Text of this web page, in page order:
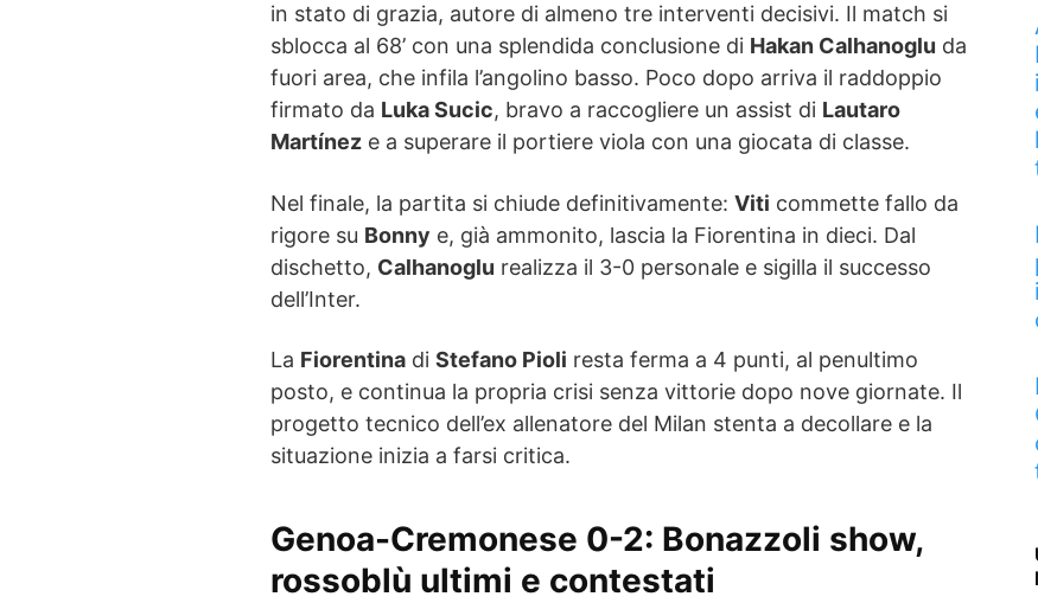
in stato di grazia, autore di almeno tre interventi decisivi. Il match si
sblocca al 68’ con una splendida conclusione di Hakan Calhanoglu da
fuori area, che infila l’angolino basso. Poco dopo arriva il raddoppio
firmato da Luka Sucic, bravo a raccogliere un assist di Lautaro
Martínez e a superare il portiere viola con una giocata di classe.
Nel finale, la partita si chiude definitivamente: Viti commette fallo da
rigore su Bonny e, già ammonito, lascia la Fiorentina in dieci. Dal
dischetto, Calhanoglu realizza il 3-0 personale e sigilla il successo
dell’Inter.
La Fiorentina di Stefano Pioli resta ferma a 4 punti, al penultimo
posto, e continua la propria crisi senza vittorie dopo nove giornate. Il
progetto tecnico dell’ex allenatore del Milan stenta a decollare e la
situazione inizia a farsi critica.
Genoa-Cremonese 0-2: Bonazzoli show,
rossoblù ultimi e contestati